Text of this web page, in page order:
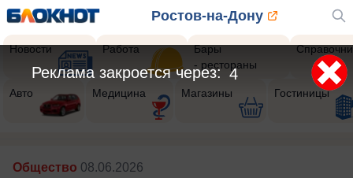
Ростов-на-Дону
Новости Работа
Бары
- рестораны
Авто Медицина Магазины Гостиницы
Общество 08.06.2026
2
Реклама закроется через: